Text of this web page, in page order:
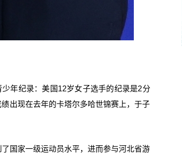
年纪录：美国12岁女子选手的纪录是2分
出现在去年的卡塔尔多哈世锦赛上，于子
国家一级运动员水平，进而参与河北省游